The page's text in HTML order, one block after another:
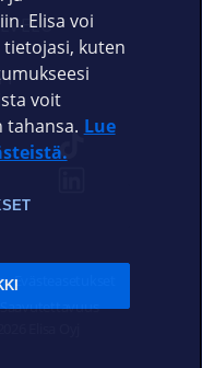
Evästeasetukset
Saavutettavuus
Elisa voi
kuten
voit
tahansa. Lue